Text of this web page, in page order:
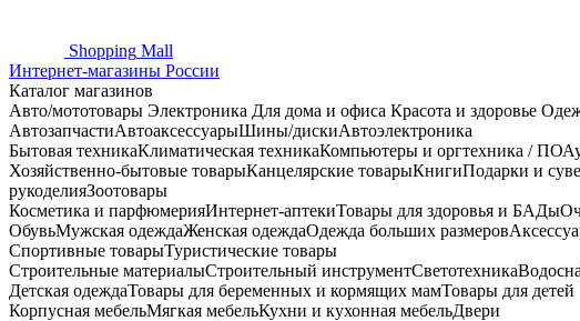
Shopping Mall
Интернет-магазины России
Каталог магазинов
Авто/мототовары Электроника Для дома и офиса Красота и здоровье
АвтозапчастиАвтоаксессуарыШины/дискиАвтоэлектроника
Бытовая техникаКлиматическая техникаКомпьютеры и оргтехника / ПО
Хозяйственно-бытовые товарыКанцелярские товарыКнигиПодарки и
рукоделияЗоотовары
Косметика и парфюмерияИнтернет-аптекиТовары для здоровья и БАДы
ОбувьМужская одеждаЖенская одеждаОдежда больших размеров
Спортивные товарыТуристические товары
Строительные материалыСтроительный инструментСветотехника
Детская одеждаТовары для беременных и кормящих мамТовары для детей
Корпусная мебельМягкая мебельКухни и кухонная мебельДвери